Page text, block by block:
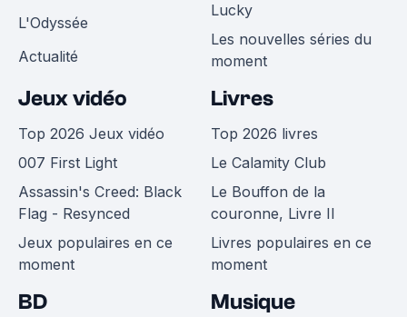
L'Odyssée
Actualité
Lucky
Les nouvelles séries du
moment
Jeux vidéo
Top 2026 Jeux vidéo
007 First Light
Assassin's Creed: Black
Flag - Resynced
Jeux populaires en ce
moment
Livres
Top 2026 livres
Le Calamity Club
Le Bouffon de la
couronne, Livre II
Livres populaires en ce
moment
BD Musique